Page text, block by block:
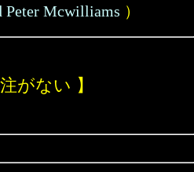
Peter Mcwilliams ）
がない 】